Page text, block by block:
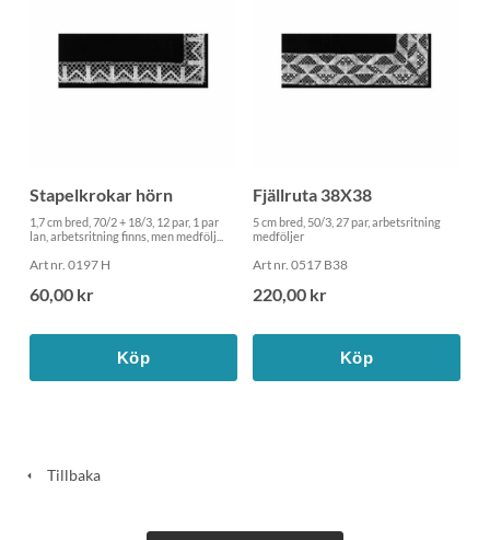
Stapelkrokar hörn
1,7 cm bred, 70/2 + 18/3, 12 par, 1 par
lan, arbetsritning finns, men medfölj...
Art nr. 0197 H
60,00 kr
Köp
Fjällruta 38X38
5 cm bred, 50/3, 27 par, arbetsritning
medföljer
Art nr. 0517 B38
220,00 kr
Köp
Tillbaka